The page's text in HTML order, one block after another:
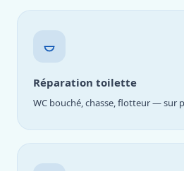
Réparation toilette
WC bouché, chasse, flotteur — sur